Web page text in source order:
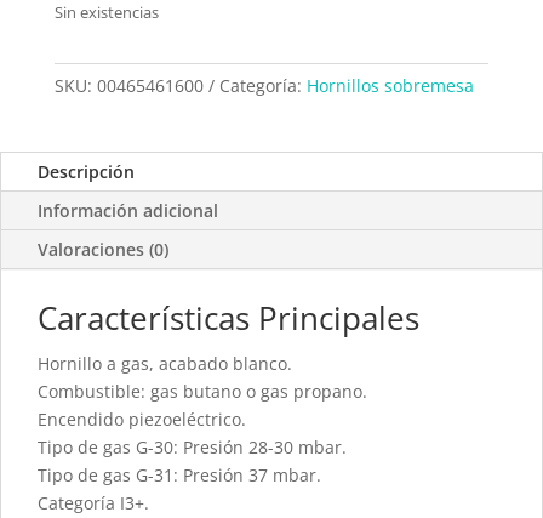
Sin existencias
SKU: 00465461600 Categoría: Hornillos sobremesa
Descripción
Información adicional
Valoraciones (0)
Características Principales
Hornillo a gas, acabado blanco.
Combustible: gas butano o gas propano.
Encendido piezoeléctrico.
Tipo de gas G-30: Presión 28-30 mbar.
Tipo de gas G-31: Presión 37 mbar.
Categoría I3+.